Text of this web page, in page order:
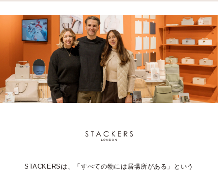
STACKERSは、「すべての物には居場所がある」という